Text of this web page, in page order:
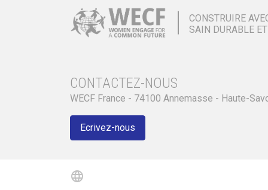
CONSTRUIRE
SAIN DURABLE
CONTACTEZ-NOUS
WECF France - 74100 Annemasse - Haute-
Ecrivez-nous
language